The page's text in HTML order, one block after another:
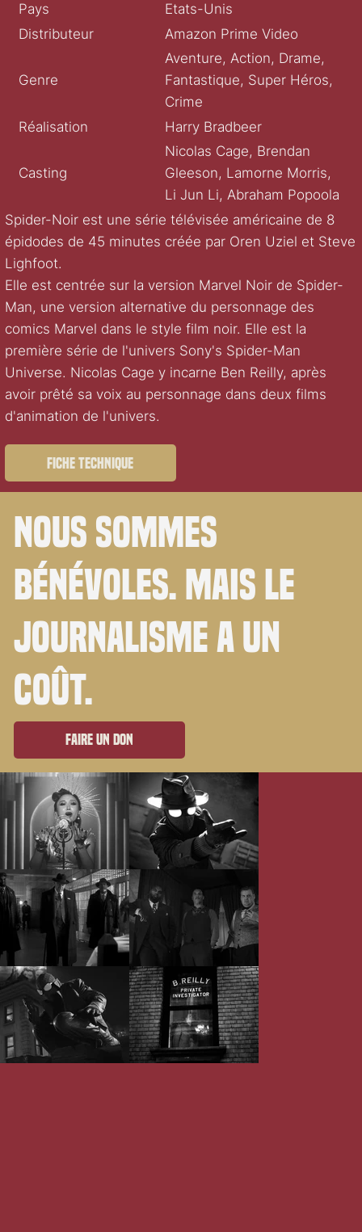
Pays
Etats-Unis
Distributeur
Amazon Prime Video
Genre
Aventure, Action, Drame,
Fantastique, Super Héros,
Crime
Réalisation
Harry Bradbeer
Casting
Nicolas Cage, Brendan
Gleeson, Lamorne Morris,
Li Jun Li, Abraham Popoola
Spider-Noir est une série télévisée américaine de 8
épidodes de 45 minutes créée par Oren Uziel et Steve
Lighfoot.
Elle est centrée sur la version Marvel Noir de Spider-
Man, une version alternative du personnage des
comics Marvel dans le style film noir. Elle est la
première série de l'univers Sony's Spider-Man
Universe. Nicolas Cage y incarne Ben Reilly, après
avoir prêté sa voix au personnage dans deux films
d'animation de l'univers.
Fiche technique
Nous sommes
bénévoles. Mais le
journalisme a un
coût.
Faire un don